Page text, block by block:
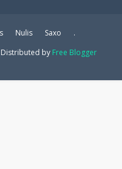
Nulis Saxo
.
by Free Blogger